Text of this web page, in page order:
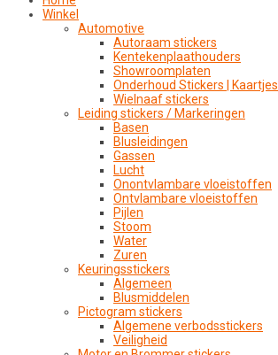
Winkel
Automotive
Autoraam stickers
Kentekenplaathouders
Showroomplaten
Onderhoud Stickers | Kaartjes
Wielnaaf stickers
Leiding stickers / Markeringen
Basen
Blusleidingen
Gassen
Lucht
Onontvlambare vloeistoffen
Ontvlambare vloeistoffen
Pijlen
Stoom
Water
Zuren
Keuringsstickers
Algemeen
Blusmiddelen
Pictogram stickers
Algemene verbodsstickers
Veiligheid